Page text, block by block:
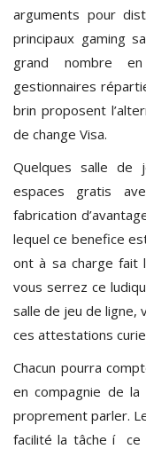
arguments pour
principaux gaming
grand nombre
gestionnaires
brin proposent
de change Visa.
Quelques salle de
espaces gratis
fabrication
lequel ce benefice
ont à sa charge fait
vous serrez ce
salle de jeu de ligne,
ces attestations
Chacun pourra
en compagnie de
proprement parler.
facilité la tâche í ce